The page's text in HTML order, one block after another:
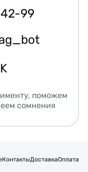
99
поможем
сомнения
КонтактыДоставкаОплата